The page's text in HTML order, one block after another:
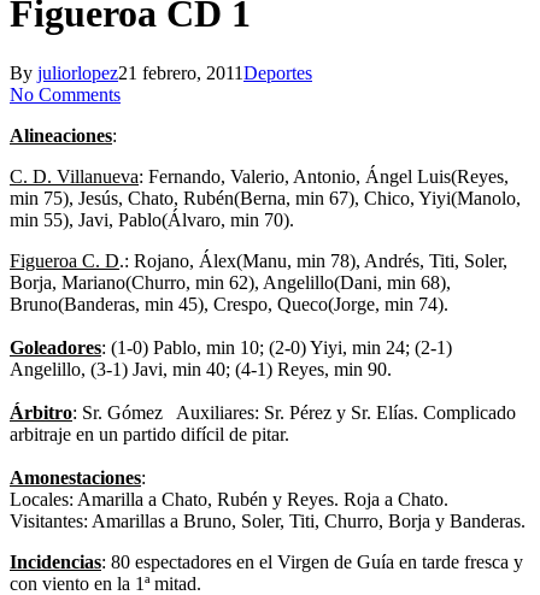
Figueroa CD 1
By juliorlopez21 febrero, 2011Deportes
No Comments
Alineaciones:
C. D. Villanueva: Fernando, Valerio, Antonio, Ángel Luis(Reyes,
min 75), Jesús, Chato, Rubén(Berna, min 67), Chico, Yiyi(Manolo,
min 55), Javi, Pablo(Álvaro, min 70).
Figueroa C. D.: Rojano, Álex(Manu, min 78), Andrés, Titi, Soler,
Borja, Mariano(Churro, min 62), Angelillo(Dani, min 68),
Bruno(Banderas, min 45), Crespo, Queco(Jorge, min 74).
Goleadores: (1-0) Pablo, min 10; (2-0) Yiyi, min 24; (2-1)
Angelillo, (3-1) Javi, min 40; (4-1) Reyes, min 90.
Árbitro: Sr. Gómez Auxiliares: Sr. Pérez y Sr. Elías. Complicado
arbitraje en un partido difícil de pitar.
Amonestaciones:
Locales: Amarilla a Chato, Rubén y Reyes. Roja a Chato.
Visitantes: Amarillas a Bruno, Soler, Titi, Churro, Borja y Banderas.
Incidencias: 80 espectadores en el Virgen de Guía en tarde fresca y
con viento en la 1ª mitad.